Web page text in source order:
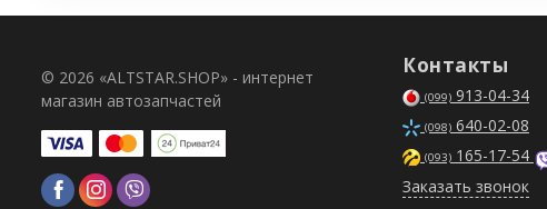
© 2026 «ALTSTAR.SHOP» - интернет
магазин автозапчастей
Контакты
(099) 913-04-34
(098) 640-02-08
(093) 165-17-54
Заказать звонок